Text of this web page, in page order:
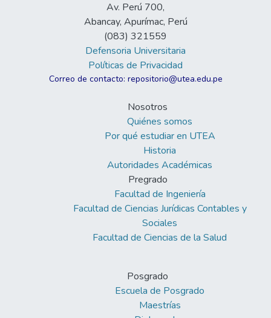
Av. Perú 700,
Abancay, Apurímac, Perú
(083) 321559
Defensoria Universitaria
Políticas de Privacidad
Correo de contacto: repositorio@utea.edu.pe
Nosotros
Quiénes somos
Por qué estudiar en UTEA
Historia
Autoridades Académicas
Pregrado
Facultad de Ingeniería
Facultad de Ciencias Jurídicas Contables y
Sociales
Facultad de Ciencias de la Salud
Posgrado
Escuela de Posgrado
Maestrías